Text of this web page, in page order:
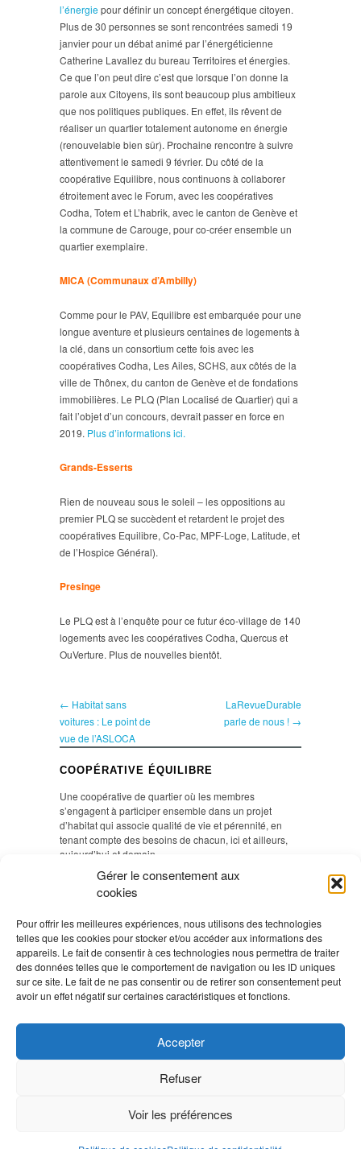
Gérer le consentement aux
cookies
Pour offrir les meilleures expériences, nous utilisons des technologies
telles que les cookies pour stocker et/ou accéder aux informations des
appareils. Le fait de consentir à ces technologies nous permettra de traiter
des données telles que le comportement de navigation ou les ID uniques
sur ce site. Le fait de ne pas consentir ou de retirer son consentement peut
avoir un effet négatif sur certaines caractéristiques et fonctions.
Accepter
Refuser
Voir les préférences
l’énergiepour définir un concept énergétique citoyen.
Plus de 30 personnes se sont rencontrées samedi 19
janvier pour un débat animé par l’énergéticienne
Catherine Lavallez du bureau Territoires et énergies.
Ce que l’on peut dire c’est que lorsque l’on donne la
parole aux Citoyens, ils sont beaucoup plus ambitieux
que nos politiques publiques. En effet, ils rêvent de
réaliser un quartier totalement autonome en énergie
(renouvelable bien sûr). Prochaine rencontre à suivre
attentivement le samedi 9 février. Du côté de la
coopérative Equilibre, nous continuons à collaborer
étroitement avec le Forum, avec les coopératives
Codha, Totem et L’habrik, avec le canton de Genève et
la commune de Carouge, pour co-créer ensemble un
quartier exemplaire.
MICA (Communaux d’Ambilly)
Comme pour le PAV, Equilibre est embarquée pour une
longue aventure et plusieurs centaines de logements à
la clé, dans un consortium cette fois avec les
coopératives Codha, Les Ailes, SCHS, aux côtés de la
ville de Thônex, du canton de Genève et de fondations
immobilières. Le PLQ (Plan Localisé de Quartier) qui a
fait l’objet d’un concours, devrait passer en force en
2019. Plus d’informations ici.
Grands-Esserts
Rien de nouveau sous le soleil – les oppositions au
premier PLQ se succèdent et retardent le projet des
coopératives Equilibre, Co-Pac, MPF-Loge, Latitude, et
de l’Hospice Général).
Presinge
Le PLQ est à l’enquête pour ce futur éco-village de 140
logements avec les coopératives Codha, Quercus et
OuVerture. Plus de nouvelles bientôt.
← Habitat sans
voitures : Le point de
vue de l’ASLOCA
LaRevueDurable
parle de nous ! →
COOPÉRATIVE ÉQUILIBRE
Une coopérative de quartier où les membres
s’engagent à participer ensemble dans un projet
d’habitat qui associe qualité de vie et pérennité, en
tenant compte des besoins de chacun, ici et ailleurs,
aujourd’hui et demain.
Si vous êtes intéressé à visiter les immeubles de la
coopérative Equilibre, vous avez la possibilité de vous
inscrire pour une des prochaines dates de visite.En
savoir plus >
Coopérative Equilibre